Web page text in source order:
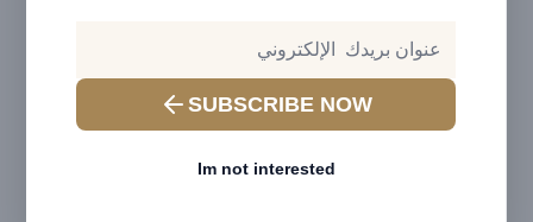
SUBSCRIBE NOW
Im not interested